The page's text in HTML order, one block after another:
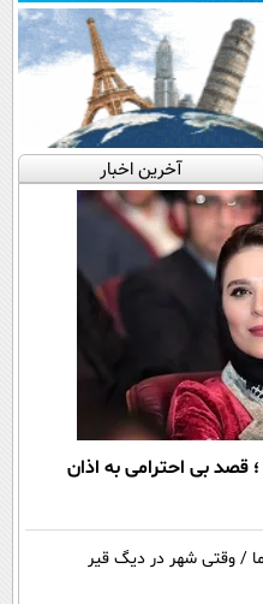
آخرین اخبار
بی احترامی به اذان
/ وقتی شهر در دیگ قیر